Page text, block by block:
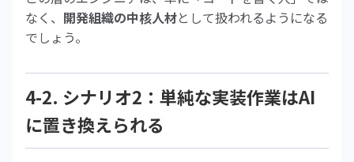
なく、 開発組織の中核人材として扱われるようになる
でしょう。
4-2. シナリオ2：単純な実装作業はAI
に置き換えられる